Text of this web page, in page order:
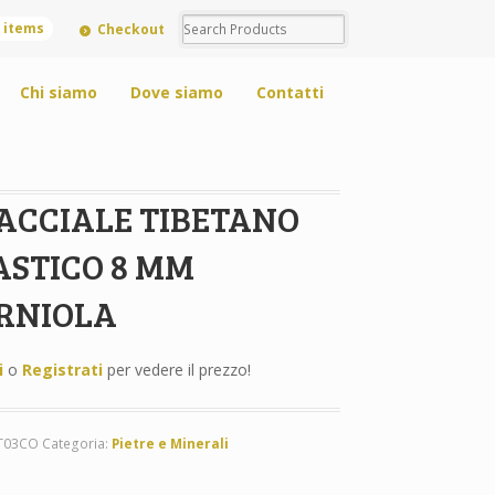
items Checkout
Chi siamo Dove siamo Contatti
TIBETANO
8 MM
o Registratiper vedere il prezzo!
Categoria: Pietre e Minerali